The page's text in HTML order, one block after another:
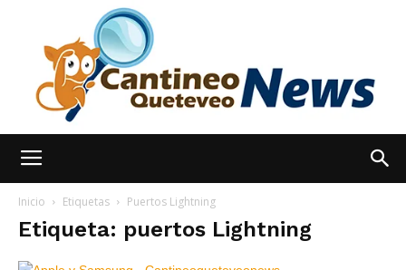
Inicio Etiquetas Puertos Lightning
Etiqueta: puertos Lightning